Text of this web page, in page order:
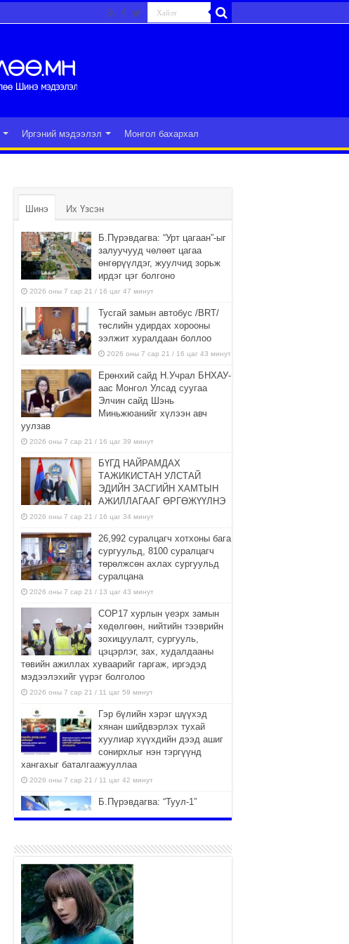
Иргэний мэдээлэл Монгол бахархал
Шинэ Их Үзсэн
Б.Пүрэвдагва: “Урт цагаан”-ыг
залуучууд чөлөөт цагаа
өнгөрүүлдэг, жуулчид зорьж
ирдэг цэг болгоно
2026 оны 7 сар 21 / 16 цаг 47 минут
Тусгай замын автобус /BRT/
төслийн удирдах хорооны
ээлжит хуралдаан боллоо
2026 оны 7 сар 21 / 16 цаг 43 минут
Ерөнхий сайд Н.Учрал БНХАУ-
аас Монгол Улсад суугаа
Элчин сайд Шэнь
Миньжюанийг хүлээн авч
уулзав
2026 оны 7 сар 21 / 16 цаг 39 минут
БҮГД НАЙРАМДАХ
ТАЖИКИСТАН УЛСТАЙ
ЭДИЙН ЗАСГИЙН ХАМТЫН
АЖИЛЛАГААГ ӨРГӨЖҮҮЛНЭ
2026 оны 7 сар 21 / 16 цаг 34 минут
26,992 суралцагч хотхоны бага
сургуульд, 8100 суралцагч
төрөлжсөн ахлах сургуульд
суралцана
2026 оны 7 сар 21 / 13 цаг 43 минут
COP17 хурлын үеэрх замын
хөдөлгөөн, нийтийн тээврийн
зохицуулалт, сургууль,
цэцэрлэг, зах, худалдааны
төвийн ажиллах хуваарийг гаргаж, иргэдэд
мэдээлэхийг үүрэг болголоо
2026 оны 7 сар 21 / 11 цаг 59 минут
Гэр бүлийн хэрэг шүүхэд
хянан шийдвэрлэх тухай
хуулиар хүүхдийн дээд ашиг
сонирхлыг нэн тэргүүнд
хангахыг баталгаажууллаа
2026 оны 7 сар 21 / 11 цаг 42 минут
Б.Пүрэвдагва: “Туул-1”
2026 оны 7 сар 21 / 10 цаг 15 минут
НИЙСЛЭЛ, АЙМГИЙН
УДИРДЛАГУУДЫН АЖЛЫГ
ХҮНД СУРТЛЫГ БУУРУУЛЖ,
ИРГЭД, АЖ АХУЙН НЭГЖИЙН
АЧААГ ХЭРХЭН ХӨНГӨЛСНӨӨР ДҮГНЭНЭ